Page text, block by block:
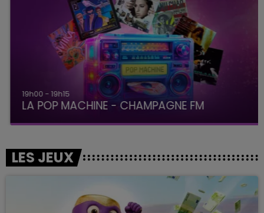
19h00 - 19h15
LA POP MACHINE - CHAMPAGNE FM
LES JEUX